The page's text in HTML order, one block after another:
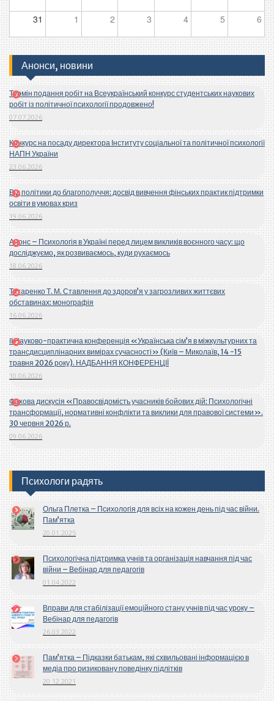
31 1 2 3 4 5 6
Анонси, новини
Термін подання робіт на Всеукраїнський конкурс студентських наукових
робіт із політичної психології продовжено!
07.07.2026
Конкурс на посаду директора Інституту соціальної та політичної психології
НАПН України
23.06.2026
Від політики до благополуччя: досвід вивчення фінських практик підтримки
освіти в умовах криз
19.06.2026
Анонс – Психологія в Україні перед лицем викликів воєнного часу: що
досліджуємо, як розвиваємось, куди рухаємось
18.06.2026
Титаренко Т. М. Ставлення до здоров’я у загрозливих життєвих
обставинах: монографія
16.06.2026
ІІ Науково-практична конференція «Українська сім’я в міжкультурних та
трансдисциплінарних вимірах сучасності» (Київ – Миколаїв, 14 -15
травня 2026 року). НАДБАННЯ КОНФЕРЕНЦІЇ
10.06.2026
Фахова дискусія «Правосвідомість учасників бойових дій: Психологічні
трансформації, нормативні конфлікти та виклики для правової системи».
30 червня 2026 р.
09.06.2026
Психологи радять
Ольга Плетка – Психологія для всіх на кожен день під час війни.
Пам’ятка
20.01.2025
Психологічна підтримка учнів та організація навчання під час
війни – Вебінар для педагогів
01.04.2022
Вправи для стабілізації емоційного стану учнів під час уроку –
Вебінар для педагогів
26.03.2022
Пам’ятка – Підказки батькам, які схвильовані інформацією в
медіа про ризиковану поведінку підлітків
20.12.2021